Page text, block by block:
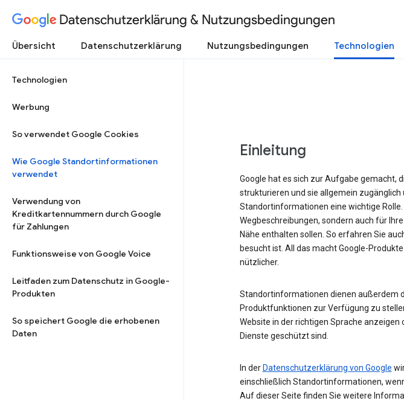
Datenschutzerklärung & Nutzungsbedingungen
Übersicht Datenschutzerklärung Nutzungsbedingungen Technologien
Technologien
Werbung
So verwendet Google Cookies
Wie Google Standortinformationen
verwendet
Verwendung von
Kreditkartennummern durch Google
für Zahlungen
Funktionsweise von Google Voice
Leitfaden zum Datenschutz in Google-
Produkten
So speichert Google die erhobenen
Daten
Einleitung
Google hat es sich zur Aufgabe gemacht,
strukturieren und sie allgemein
Standortinformationen eine wichtige
Wegbeschreibungen, sondern auch für
Nähe enthalten sollen. So erfahren Sie
besucht ist. All das macht Google-
nützlicher.
Standortinformationen dienen außerdem
Produktfunktionen zur Verfügung zu
Website in der richtigen Sprache anzeigen
Dienste geschützt sind.
In der Datenschutzerklärung von Google
einschließlich Standortinformationen,
Auf dieser Seite finden Sie weitere